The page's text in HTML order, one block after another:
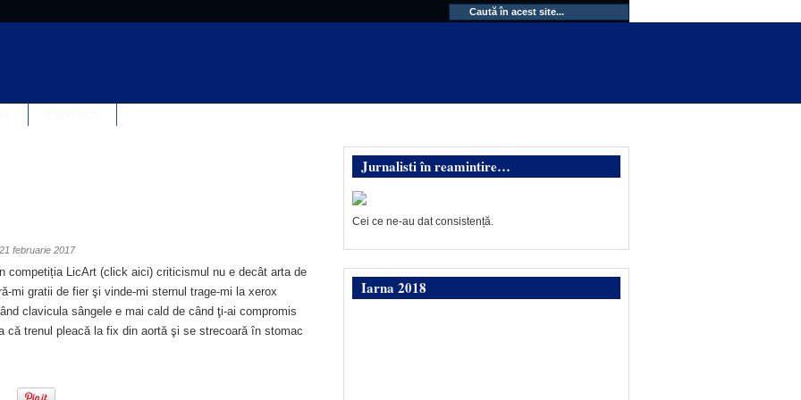
21 februarie 2017
competiția LicArt (click aici) criticismul nu e decât arta de
mi gratii de fier şi vinde-mi sternul trage-mi la xerox
clavicula sângele e mai cald de când ţi-ai compromis
că trenul pleacă la fix din aortă şi se strecoară în stomac
Jurnalisti în reamintire…
Cei ce ne-au dat consistență.
Iarna 2018